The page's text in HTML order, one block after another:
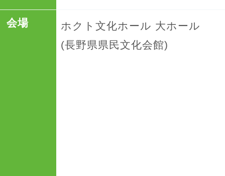
会場
ホクト文化ホール 大ホール
(長野県県民文化会館)